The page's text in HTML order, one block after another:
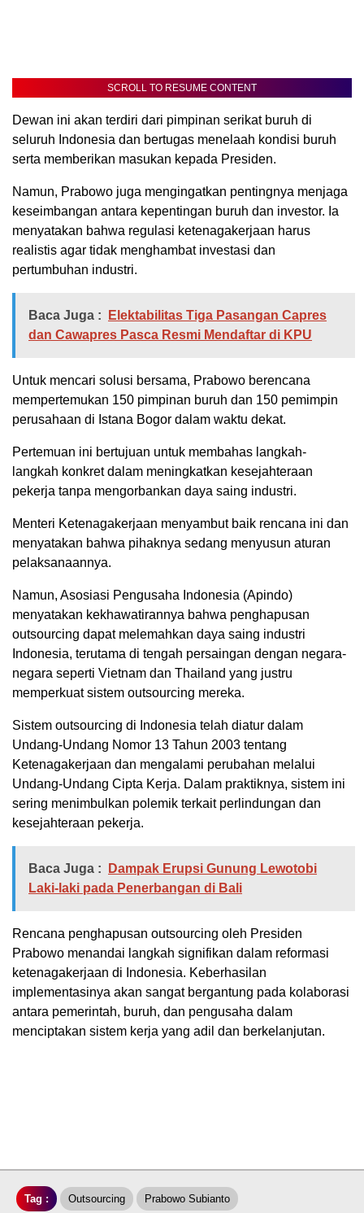
SCROLL TO RESUME CONTENT
Dewan ini akan terdiri dari pimpinan serikat buruh di
seluruh Indonesia dan bertugas menelaah kondisi buruh
serta memberikan masukan kepada Presiden.
Namun, Prabowo juga mengingatkan pentingnya menjaga
keseimbangan antara kepentingan buruh dan investor. Ia
menyatakan bahwa regulasi ketenagakerjaan harus
realistis agar tidak menghambat investasi dan
pertumbuhan industri.
Baca Juga :
Elektabilitas Tiga Pasangan Capres
dan Cawapres Pasca Resmi Mendaftar di KPU
Untuk mencari solusi bersama, Prabowo berencana
mempertemukan 150 pimpinan buruh dan 150 pemimpin
perusahaan di Istana Bogor dalam waktu dekat.
Pertemuan ini bertujuan untuk membahas langkah-
langkah konkret dalam meningkatkan kesejahteraan
pekerja tanpa mengorbankan daya saing industri.
Menteri Ketenagakerjaan menyambut baik rencana ini dan
menyatakan bahwa pihaknya sedang menyusun aturan
pelaksanaannya.
Namun, Asosiasi Pengusaha Indonesia (Apindo)
menyatakan kekhawatirannya bahwa penghapusan
outsourcing dapat melemahkan daya saing industri
Indonesia, terutama di tengah persaingan dengan negara-
negara seperti Vietnam dan Thailand yang justru
memperkuat sistem outsourcing mereka.
Sistem outsourcing di Indonesia telah diatur dalam
Undang-Undang Nomor 13 Tahun 2003 tentang
Ketenagakerjaan dan mengalami perubahan melalui
Undang-Undang Cipta Kerja. Dalam praktiknya, sistem ini
sering menimbulkan polemik terkait perlindungan dan
kesejahteraan pekerja.
Baca Juga :
Dampak Erupsi Gunung Lewotobi
Laki-laki pada Penerbangan di Bali
Rencana penghapusan outsourcing oleh Presiden
Prabowo menandai langkah signifikan dalam reformasi
ketenagakerjaan di Indonesia. Keberhasilan
implementasinya akan sangat bergantung pada kolaborasi
antara pemerintah, buruh, dan pengusaha dalam
menciptakan sistem kerja yang adil dan berkelanjutan.
Tag : Outsourcing Prabowo Subianto